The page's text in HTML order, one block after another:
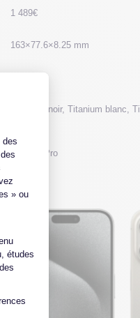
:
des
» ou
études
1 489€
163×77.6×8.25 mm
Titanium noir, Titanium blanc,
iOS A18Pro